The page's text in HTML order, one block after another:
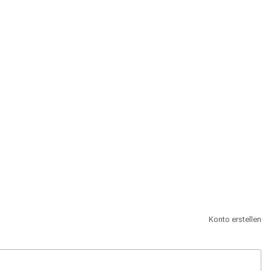
Konto erstellen